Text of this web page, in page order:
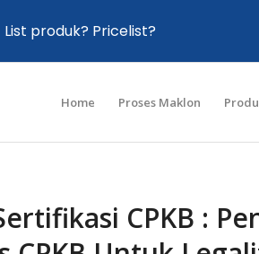
Home Proses Maklon
CPKB :
List produk? Pricelist?